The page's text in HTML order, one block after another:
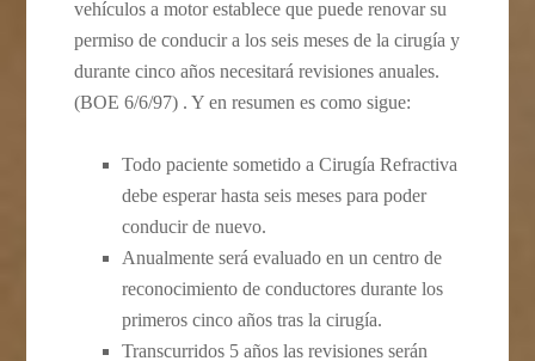
vehículos a motor establece que puede renovar su
permiso de conducir a los seis meses de la cirugía y
durante cinco años necesitará revisiones anuales.
(BOE 6/6/97) . Y en resumen es como sigue:
Todo paciente sometido a Cirugía Refractiva
debe esperar hasta seis meses para poder
conducir de nuevo.
Anualmente será evaluado en un centro de
reconocimiento de conductores durante los
primeros cinco años tras la cirugía.
Transcurridos 5 años las revisiones serán